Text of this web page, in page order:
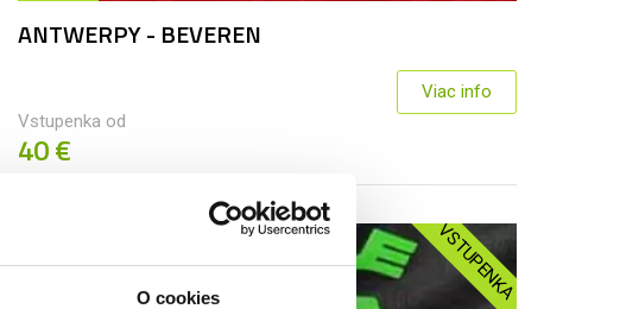
O cookies
ANTWERPY - BEVEREN
Vstupenka od
40 €
Viac info
VSTUPENKA